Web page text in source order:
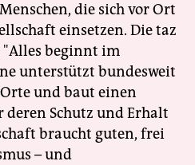
die sich vor Ort
einsetzen. Die taz
beginnt im
unterstützt bundesweit
und baut einen
deren Schutz und Erhalt
braucht guten, frei
– und